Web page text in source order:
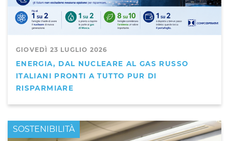
GIOVEDÌ 23 LUGLIO 2026
ENERGIA, DAL NUCLEARE AL GAS RUSSO
ITALIANI PRONTI A TUTTO PUR DI
RISPARMIARE
PRIMO PIANO
SOSTENIBILITÀ